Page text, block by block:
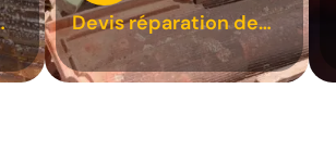
Devis réparation de
toiture 31